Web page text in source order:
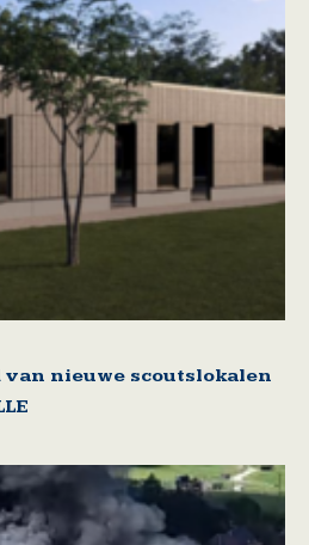
van nieuwe scoutslokalen